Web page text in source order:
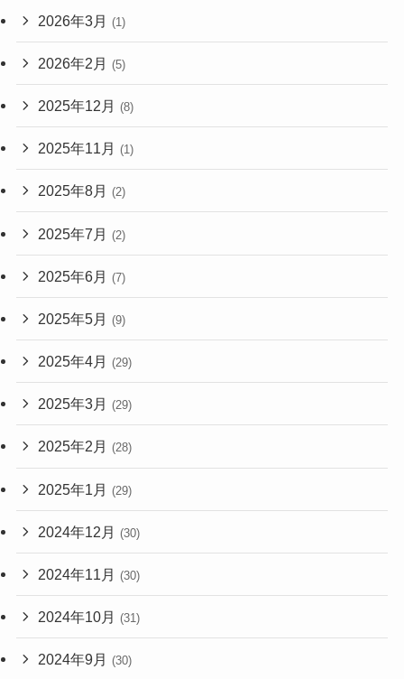
2026年3月 (1)
2026年2月 (5)
2025年12月 (8)
2025年11月 (1)
2025年8月 (2)
2025年7月 (2)
2025年6月 (7)
2025年5月 (9)
2025年4月 (29)
2025年3月 (29)
2025年2月 (28)
2025年1月 (29)
2024年12月 (30)
2024年11月 (30)
2024年10月 (31)
2024年9月 (30)